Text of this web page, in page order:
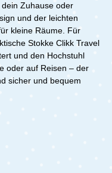
Zuhause oder
und der leichten
kleine Räume. Für
Stokke Clikk Travel
und den Hochstuhl
oder auf Reisen – der
sicher und bequem